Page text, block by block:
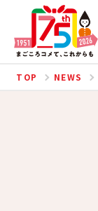
TOP NEWS